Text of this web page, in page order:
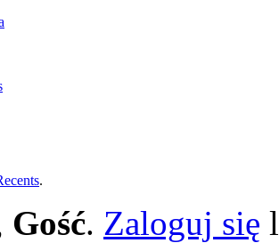
.
Gość. Zaloguj się